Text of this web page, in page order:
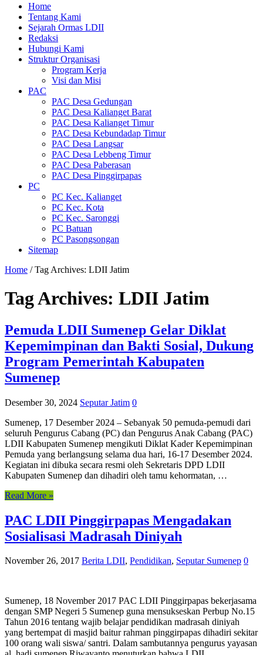
Home
Tentang Kami
Sejarah Ormas LDII
Redaksi
Hubungi Kami
Struktur Organisasi
Program Kerja
Visi dan Misi
PAC
PAC Desa Gedungan
PAC Desa Kalianget Barat
PAC Desa Kalianget Timur
PAC Desa Kebundadap Timur
PAC Desa Langsar
PAC Desa Lebbeng Timur
PAC Desa Paberasan
PAC Desa Pinggirpapas
PC
PC Kec. Kalianget
PC Kec. Kota
PC Kec. Saronggi
PC Batuan
PC Pasongsongan
Sitemap
Home / Tag Archives: LDII Jatim
Tag Archives: LDII Jatim
Pemuda LDII Sumenep Gelar Diklat
Kepemimpinan dan Bakti Sosial, Dukung
Program Pemerintah Kabupaten
Sumenep
Desember 30, 2024 Seputar Jatim 0
Sumenep, 17 Desember 2024 – Sebanyak 50 pemuda-pemudi dari
seluruh Pengurus Cabang (PC) dan Pengurus Anak Cabang (PAC)
LDII Kabupaten Sumenep mengikuti Diklat Kader Kepemimpinan
Pemuda yang berlangsung selama dua hari, 16-17 Desember 2024.
Kegiatan ini dibuka secara resmi oleh Sekretaris DPD LDII
Kabupaten Sumenep dan dihadiri oleh tamu kehormatan, …
Read More »
PAC LDII Pinggirpapas Mengadakan
Sosialisasi Madrasah Diniyah
November 26, 2017 Berita LDII, Pendidikan, Seputar Sumenep 0
Sumenep, 18 November 2017 PAC LDII Pinggirpapas bekerjasama
dengan SMP Negeri 5 Sumenep guna mensukseskan Perbup No.15
Tahun 2016 tentang wajib belajar pendidikan madrasah diniyah
yang bertempat di masjid baitur rahman pinggirpapas dihadiri sekitar
100 orang wali siswa/ santri. Dalam sambutannya pengurus yayasan